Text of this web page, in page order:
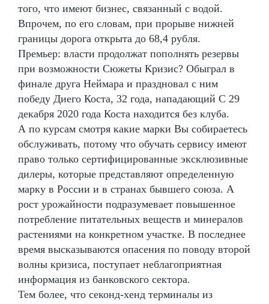
того, что имеют бизнес, связанный с водой.
Впрочем, по его словам, при прорыве нижней
границы дорога открыта до 68,4 рубля.
Премьер: власти продолжат пополнять резервы
при возможности Сюжеты Кризис? Обыграл в
финале друга Неймара и праздновал с ним
победу Диего Коста, 32 года, нападающий С 29
декабря 2020 года Коста находится без клуба.
А по курсам смотря какие марки Вы собираетесь
обслуживать, потому что обучать сервису имеют
право только сертифицированные эксклюзивные
дилеры, которые представляют определенную
марку в России и в странах бывшего союза. А
рост урожайности подразумевает повышенное
потребление питательных веществ и минералов
растениями на конкретном участке. В последнее
время высказываются опасения по поводу второй
волны кризиса, поступает неблагоприятная
информация из банковского сектора.
Тем более, что секонд-хенд терминалы из